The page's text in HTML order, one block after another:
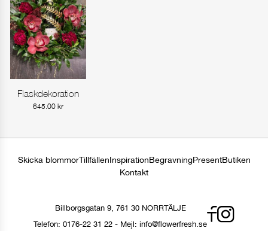
Gå till produkt
Flaskdekoration
645.00 kr
Skicka blommorTillfällenInspirationBegravningPresentButiken
Kontakt
Billborgsgatan 9, 761 30 NORRTÄLJE
Telefon:0176-22 31 22 - Mejl:info@flowerfresh.se